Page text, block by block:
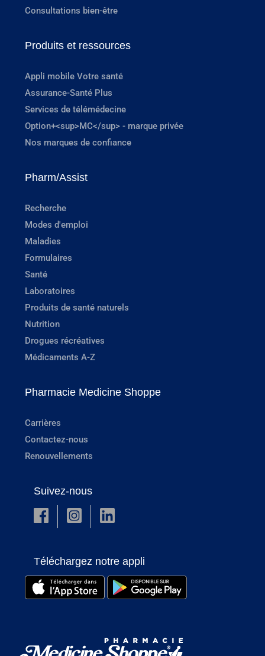
Consultations bien-être
Produits et ressources
Appli mobile Votre santé
Assurance-Santé Plus
Services de télémédecine
Option+<sup>MC</sup> - marque privée
Nos marques de confiance
Pharm/Assist
Recherche
Modes d'emploi
Maladies
Formulaires
Santé
Laboratoires
Produits de santé naturels
Nutrition
Drogues récréatives
Médicaments A-Z
Pharmacie Medicine Shoppe
Carrières
Contactez-nous
Renouvellements
Suivez-nous
Téléchargez notre appli